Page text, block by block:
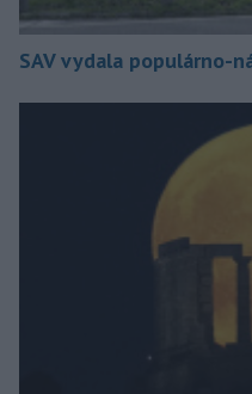
SAV vydala populárno-